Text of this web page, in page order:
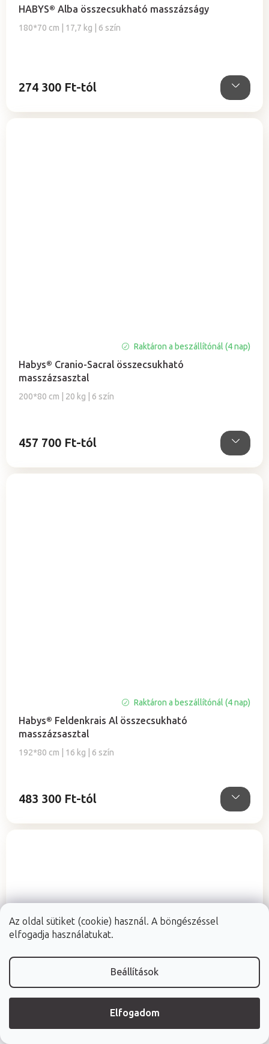
Az oldal sütiket (cookie) használ. A böngészéssel
elfogadja használatukat.
Beállítások
Elfogadom
HABYS® Alba összecsukható masszázságy
180*70 cm | 17,7 kg | 6 szín
átlagos
értékelése
274 300 Ft-tól
Habys® Cranio-Sacral összecsukható
masszázsasztal
200*80 cm | 20 kg | 6 szín
Raktáron a beszállítónál (4 nap)
457 700 Ft-tól
Habys® Feldenkrais Al összecsukható
masszázsasztal
192*80 cm | 16 kg | 6 szín
Raktáron a beszállítónál (4 nap)
483 300 Ft-tól